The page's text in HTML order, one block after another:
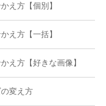
え方【個別】
え方【一括】
え方【好きな画像】
変え方